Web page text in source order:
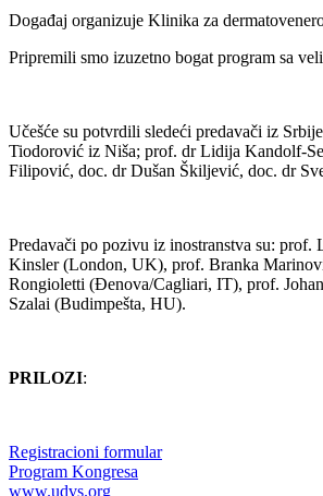
Događaj organizuje Klinika za
Pripremili smo izuzetno bogat program sa
Učešće su potvrdili sledeći predavači iz
Tiodorović iz Niša; prof. dr Lidija Kandolf-
Filipović, doc. dr Dušan Škiljević, doc. dr
Predavači po pozivu iz inostranstva su:
Kinsler (London, UK), prof. Branka
Rongioletti (Đenova/Cagliari, IT), prof.
Szalai (Budimpešta, HU).
PRILOZI:
Registracioni formular
Program Kongresa
www.udvs.org